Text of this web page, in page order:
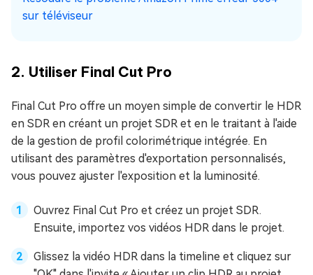
sur téléviseur
2. Utiliser Final Cut Pro
Final Cut Pro offre un moyen simple de convertir le HDR
en SDR en créant un projet SDR et en le traitant à l'aide
de la gestion de profil colorimétrique intégrée. En
utilisant des paramètres d'exportation personnalisés,
vous pouvez ajuster l'exposition et la luminosité.
Ouvrez Final Cut Pro et créez un projet SDR.
Ensuite, importez vos vidéos HDR dans le projet.
Glissez la vidéo HDR dans la timeline et cliquez sur